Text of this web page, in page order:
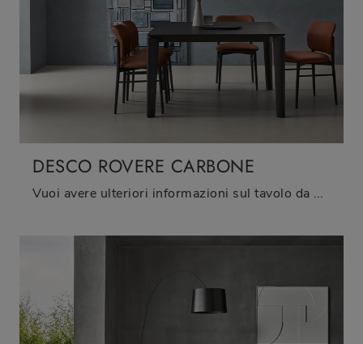
DESCO ROVERE CARBONE
Vuoi avere ulteriori informazioni sul tavolo da pranzo Desco Rovere Carbone di Sangiacomo? Clicca e scopri di più sui modelli allungabili del marchio.